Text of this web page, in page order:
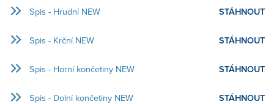
KE STAŽENÍ
ODKAZY
INFORMACE PRO LÉKAŘE
VÝZKUM A ZDROJE
REFERENCE STUDENTŮ
CERTIFIKAČNÍ ZKOUŠKA
DIPLOMOVANÝ PROGRAM
NAŠI SPOLUPRACOVNÍCI
ČLENSTVÍ
SEZNAM MDT ODBORNÍKŮ
NOVINKY
PROJEKTY
Spis - Hrudní NEW STÁHNOUT
Spis - Krční NEW STÁHNOUT
Spis - Horní končetiny NEW STÁHNOUT
Spis - Dolní končetiny NEW STÁHNOUT